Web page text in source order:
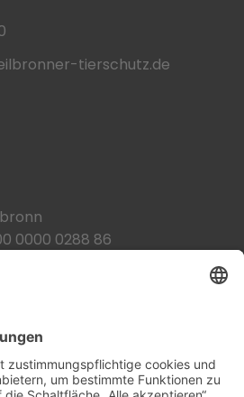
tierschutz.de
0000 0288 86